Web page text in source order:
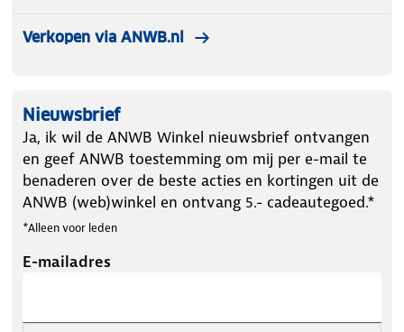
Verkopen via ANWB.nl
Nieuwsbrief
Ja, ik wil de ANWB Winkel nieuwsbrief ontvangen
en geef ANWB toestemming om mij per e-mail te
benaderen over de beste acties en kortingen uit de
ANWB (web)winkel en ontvang 5.- cadeautegoed.*
*Alleen voor leden
E-mailadres